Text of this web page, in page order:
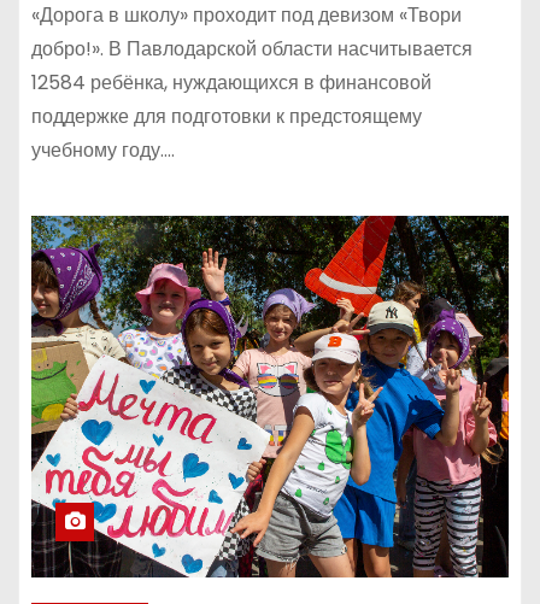
«Дорога в школу» проходит под девизом «Твори
добро!». В Павлодарской области насчитывается
12584 ребёнка, нуждающихся в финансовой
поддержке для подготовки к предстоящему
учебному году.…